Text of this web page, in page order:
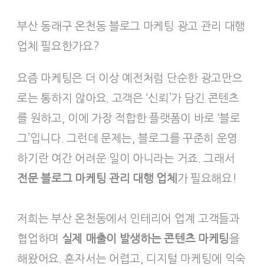
부산 동래구 온천동 블로그 마케팅 광고 관리 대행
업체 필요한가요?
요즘 마케팅은 더 이상 예전처럼 단순한 광고만으
로는 통하지 않아요. 고객은 ‘신뢰’가 담긴 콘텐츠
를 원하고, 이에 가장 적합한 플랫폼이 바로 ‘블로
그’입니다. 그런데 문제는, 블로그를 꾸준히 운영
하기란 여간 어려운 일이 아니라는 거죠. 그래서
전문 블로그 마케팅 관리 대행 업체 가 필요해요!
저희는 부산 온천동에서 인테리어 업계 고객들과
협업하며 실제 매출이 발생하는 콘텐츠 마케팅을
해왔어요. 혼자서는 어렵고, 디지털 마케팅에 익숙